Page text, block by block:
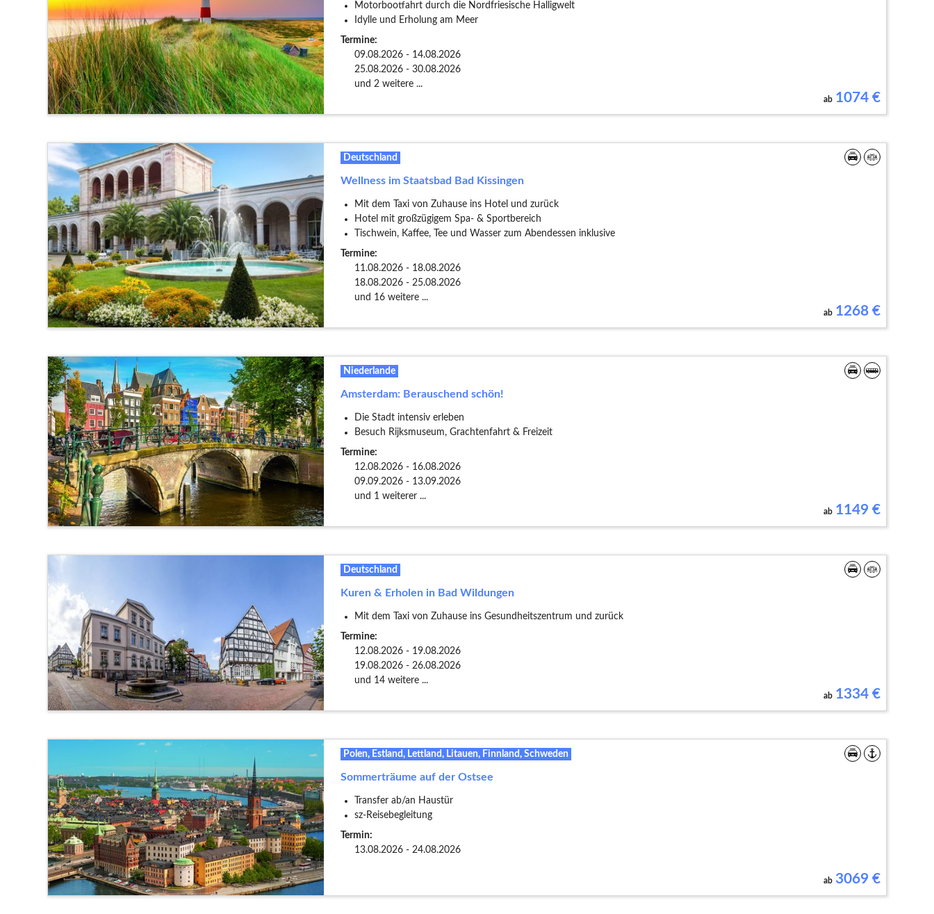
Motorbootfahrt durch die Nordfriesische Halligwelt
Idylle und Erholung am Meer
Termine:
09.08.2026 - 14.08.2026
25.08.2026 - 30.08.2026
und 2 weitere ...
ab 1074 €
Deutschland
Wellness im Staatsbad Bad Kissingen
Mit dem Taxi von Zuhause ins Hotel und zurück
Hotel mit großzügigem Spa- & Sportbereich
Tischwein, Kaffee, Tee und Wasser zum Abendessen inklusive
Termine:
11.08.2026 - 18.08.2026
18.08.2026 - 25.08.2026
und 16 weitere ...
ab 1268 €
Niederlande
Amsterdam: Berauschend schön!
Die Stadt intensiv erleben
Besuch Rijksmuseum, Grachtenfahrt & Freizeit
Termine:
12.08.2026 - 16.08.2026
09.09.2026 - 13.09.2026
und 1 weiterer ...
ab 1149 €
Deutschland
Kuren & Erholen in Bad Wildungen
Mit dem Taxi von Zuhause ins Gesundheitszentrum und zurück
Termine:
12.08.2026 - 19.08.2026
19.08.2026 - 26.08.2026
und 14 weitere ...
ab 1334 €
Polen, Estland, Lettland, Litauen, Finnland, Schweden
Sommerträume auf der Ostsee
Transfer ab/an Haustür
sz-Reisebegleitung
Termin:
13.08.2026 - 24.08.2026
ab 3069 €